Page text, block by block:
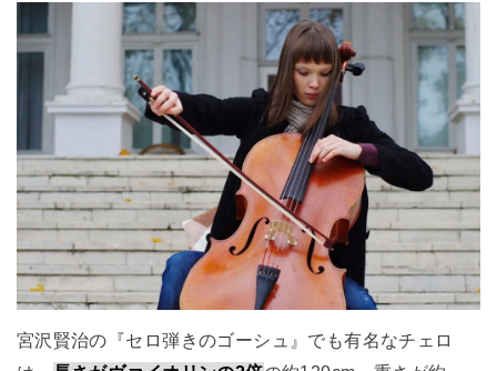
宮沢賢治の『セロ弾きのゴーシュ』でも有名なチェロ